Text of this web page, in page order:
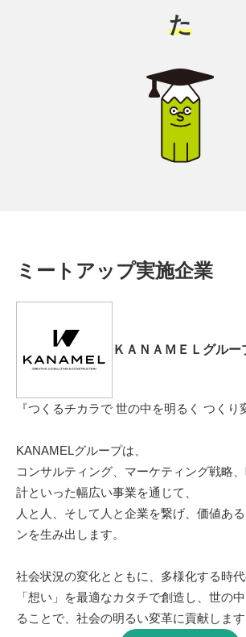
た
ミートアップ実施企業
ＫＡＮＡＭＥＬグルー
『つくるチカラで 世の中を明るく つくり
KANAMELグループは、
コンサルティング、マーケティング戦略
計といった幅広い事業を通じて、
人と人、そして人と企業を繋げ、価値あ
ンを生み出します。
社会状況の変化とともに、多様化する時代
「想い」を最適なカタチで創造し、世の
ることで、社会の明るい変革に貢献します